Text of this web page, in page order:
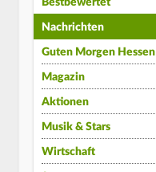
Bestbewertet
Nachrichten
Guten Morgen Hessen
Magazin
Aktionen
Musik & Stars
Wirtschaft